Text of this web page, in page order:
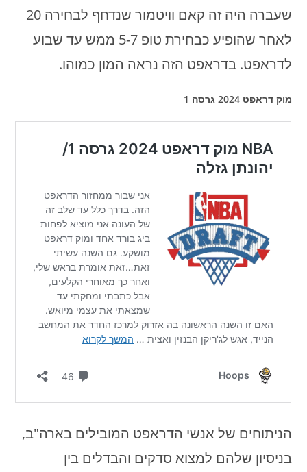
שעברה היה זה קאם וויטמור שנדחף לבחירה 20
לאחר שהופיע כבחירת טופ 5-7 ממש עד שבוע
לדראפט. בדראפט הזה נראה המון כמוהו.
מוק דראפט 2024 גרסה 1
הניתוחים של אנשי הדראפט המובילים בארה"ב,
בניסיון שלהם למצוא סדקים והבדלים בין